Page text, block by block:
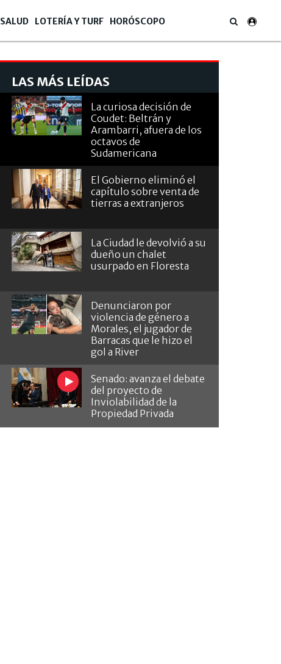
SALUD LOTERÍA Y TURF HORÓSCOPO
LAS MÁS LEÍDAS
La curiosa decisión de
Coudet: Beltrán y
Arambarri, afuera de los
octavos de
Sudamericana
El Gobierno eliminó el
capítulo sobre venta de
tierras a extranjeros
La Ciudad le devolvió a su
dueño un chalet
usurpado en Floresta
Denunciaron por
violencia de género a
Morales, el jugador de
Barracas que le hizo el
gol a River
Senado: avanza el debate
del proyecto de
Inviolabilidad de la
Propiedad Privada